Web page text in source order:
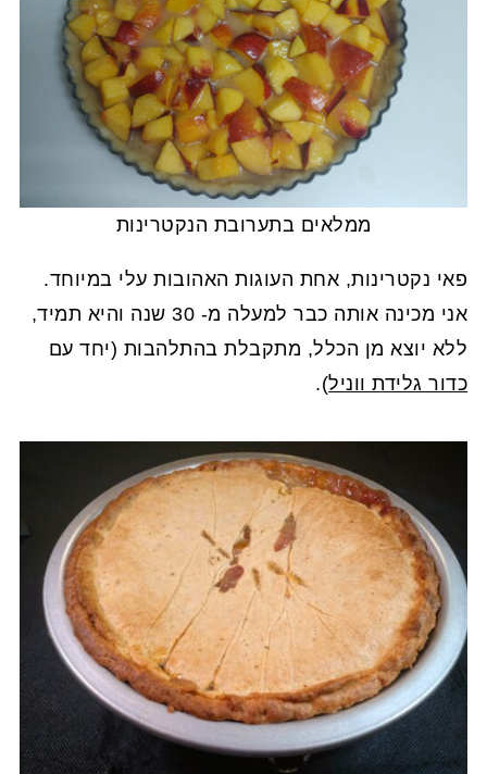
ממלאים בתערובת הנקטרינות
פאי נקטרינות, אחת העוגות האהובות עלי במיוחד.
אני מכינה אותה כבר למעלה מ- 30 שנה והיא תמיד,
ללא יוצא מן הכלל, מתקבלת בהתלהבות (יחד עם
כדור גלידת ווניל).